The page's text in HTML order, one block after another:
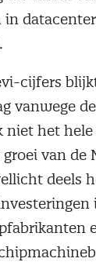
in
cijfers
vanwege
het hele
van de
deels